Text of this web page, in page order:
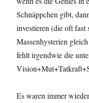
Schnäppchen gibt,
investieren (die oft
Massenhysterien
fehlt irgendwie die
Es waren immer